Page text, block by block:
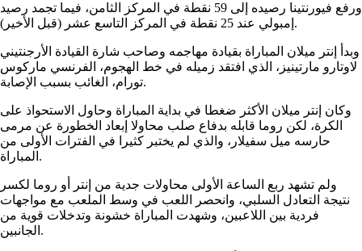
ورفع فيورنتينا رصيده إلى 59 نقطة في المركز الثامن، فيما تجمد رصيد
إمبولي عند 25 نقطة في المركز التاسع عشر (قبل الأخير).
وبدأ إنتر ميلان المباراة بقيادة مهاجمه وصاحب شارة القيادة الأرجنتيني
لاوتارو مارتينيز، الذي افتقد زميله في خط الهجوم، الفرنسي ماركوس
تورام، الغائب بسبب الإصابة.
وكان إنتر ميلان الأكثر ضغطا في بداية المباراة وحاول الاستحواذ على
الكرة، لكن روما قابله بدفاع صلب محاولا إبعاد الخطورة عن مرمى
حارسه ميل سفيلار، والذي لم يختبر كثيرا في الفترات الأولى من
المباراة.
ولم تشهد ربع الساعة الأولى محاولات جدية من إنتر أو روما لكسر
نتيجة التعادل السلبي، وانحصر اللعب في وسط الملعب مع مواجهات
فردية بين اللاعبين، وشهدت المباراة خشونة وتدخلات قوية من
الجانبين.